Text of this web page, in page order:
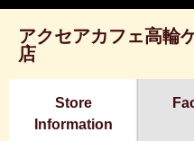
アクセアカフェ高輪
店
Store
Information